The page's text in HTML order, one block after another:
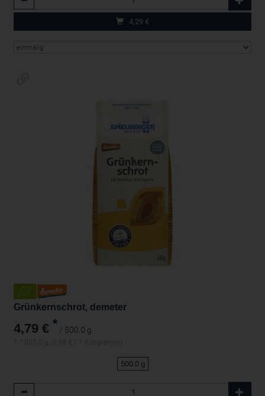
4,29 €
Grünkernschrot, demeter
4,79 € * / 500.0 g
500.0 g